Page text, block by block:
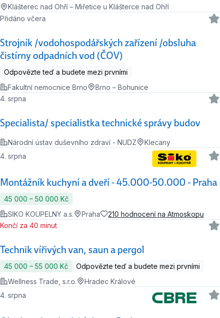
Klášterec nad Ohří – Miřetice u Klášterce nad Ohří
Strojník /vodohospodářských zařízení /obsluha
čistírny odpadních vod (ČOV)
Přidáno včera
Odpovězte teď a budete mezi prvními
Fakultní nemocnice Brno
Brno – Bohunice
Specialista/ specialistka technické správy budov
4. srpna
Národní ústav duševního zdraví - NUDZ Klecany
Montážník kuchyní a dveří - 45.000-50.000 - Praha
4. srpna
45 000 ‍–‍ 50 000 Kč
SIKO KOUPELNY a.s.
Praha 210 hodnocení na Atmoskopu
Technik vířivých van, saun a pergol
Končí za 40 minut
45 000 ‍–‍ 55 000 Kč
Odpovězte teď a budete mezi prvními
Wellness Trade, s.r.o.
Hradec Králové
4. srpna